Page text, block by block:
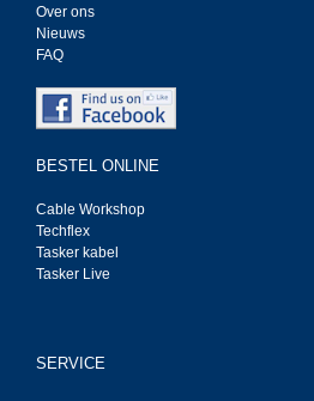
Over ons
Nieuws
FAQ
BESTEL ONLINE
Cable Workshop
Techflex
Tasker kabel
Tasker Live
SERVICE